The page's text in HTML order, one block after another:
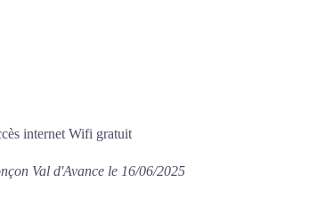
internet Wifi gratuit
Val d'Avance le 16/06/2025